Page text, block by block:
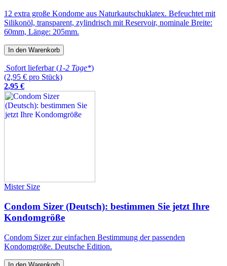
12 extra große Kondome aus Naturkautschuklatex. Befeuchtet mit
Silikonöl, transparent, zylindrisch mit Reservoir, nominale Breite:
60mm, Länge: 205mm.
In den Warenkorb
Sofort lieferbar (1-2 Tage*)
(2,95 € pro Stück)
2,95 €
Mister Size
Condom Sizer (Deutsch): bestimmen Sie jetzt Ihre
Kondomgröße
Condom Sizer zur einfachen Bestimmung der passenden
Kondomgröße. Deutsche Edition.